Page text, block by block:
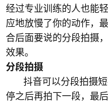
经过专业训练的人也能
应地放慢了你的动作，
合后面要说的分段拍摄
效果。
分段拍摄
抖音可以分段拍摄短
停之后再拍下一段，最